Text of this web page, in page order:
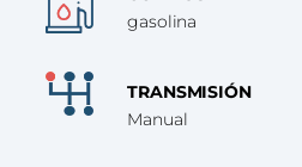
gasolina
TRANSMISIÓN
Manual